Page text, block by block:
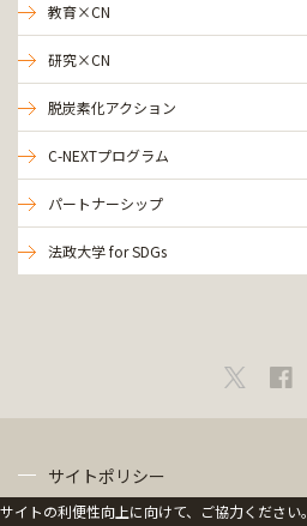
教育×CN
研究×CN
脱炭素化アクション
C-NEXTプログラム
パートナーシップ
法政大学 for SDGs
サイトポリシー
サイトの利便性向上に向けて、ご協力ください。